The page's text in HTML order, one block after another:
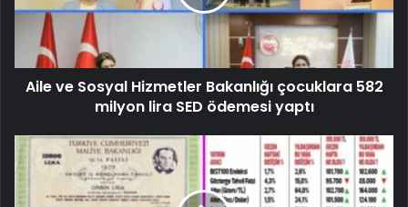
Aile ve Sosyal Hizmetler Bakanlığı çocuklara 582
milyon lira SED ödemesi yaptı